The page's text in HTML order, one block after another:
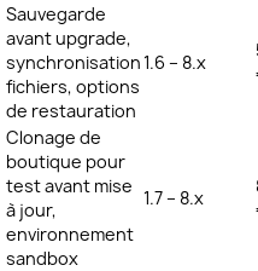
Sauvegarde
avant upgrade,
synchronisation
fichiers, options
de restauration
1.6 – 8.x
Clonage de
boutique pour
test avant mise
à jour,
environnement
sandbox
1.7 – 8.x